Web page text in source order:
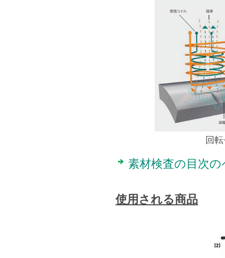
回
素材検査の目次
使用される商品